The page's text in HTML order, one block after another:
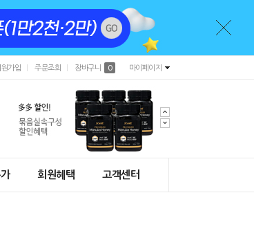
가입 주문조회 장바구니 0 마이페이지
회원혜택 고객센터